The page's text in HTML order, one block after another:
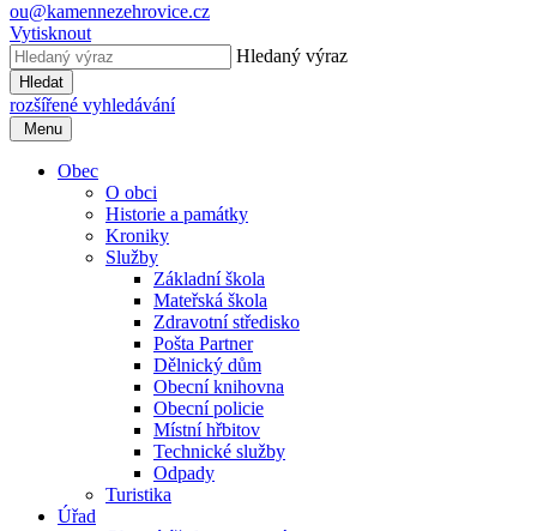
ou@kamennezehrovice.cz
Vytisknout
Hledaný výraz
Hledat
rozšířené vyhledávání
Menu
Obec
O obci
Historie a památky
Kroniky
Služby
Základní škola
Mateřská škola
Zdravotní středisko
Pošta Partner
Dělnický dům
Obecní knihovna
Obecní policie
Místní hřbitov
Technické služby
Odpady
Turistika
Úřad